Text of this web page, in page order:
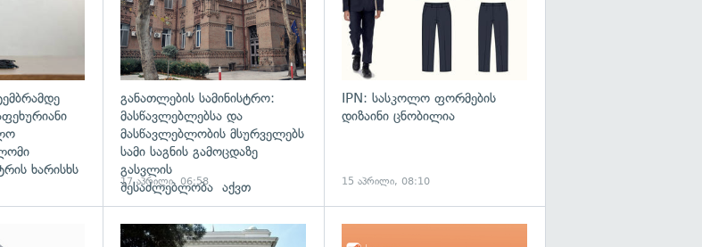
ხარისხს
განათლების სამინისტრო:
მასწავლებლებსა და
მასწავლებლობის მსურველებს
სამი საგნის გამოცდაზე
გასვლის
შესაძლებლობა აქვთ
17 აპრილი, 06:58
IPN: სასკოლო ფორმების
დიზაინი ცნობილია
15 აპრილი, 08:10
გადახედვა გადახედვა